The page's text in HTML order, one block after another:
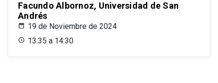
Facundo Albornoz, Universidad de San
Andrés
19 de Noviembre de 2024
13:35 a 14:30